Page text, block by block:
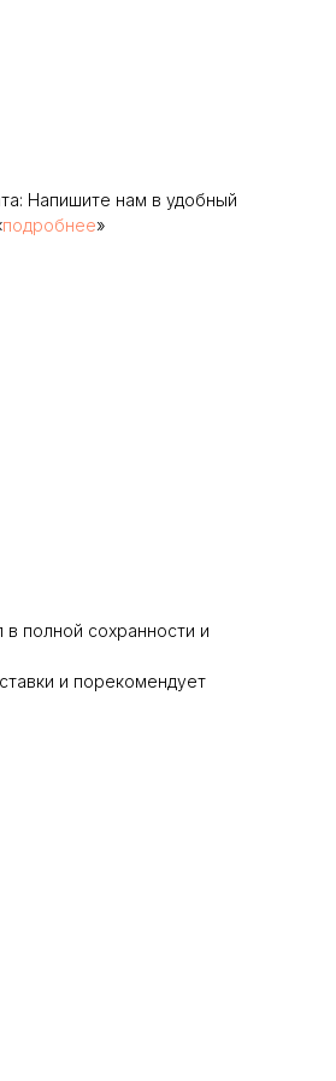
Напишите нам в удобный
подробнее»
полной сохранности и
и порекомендует